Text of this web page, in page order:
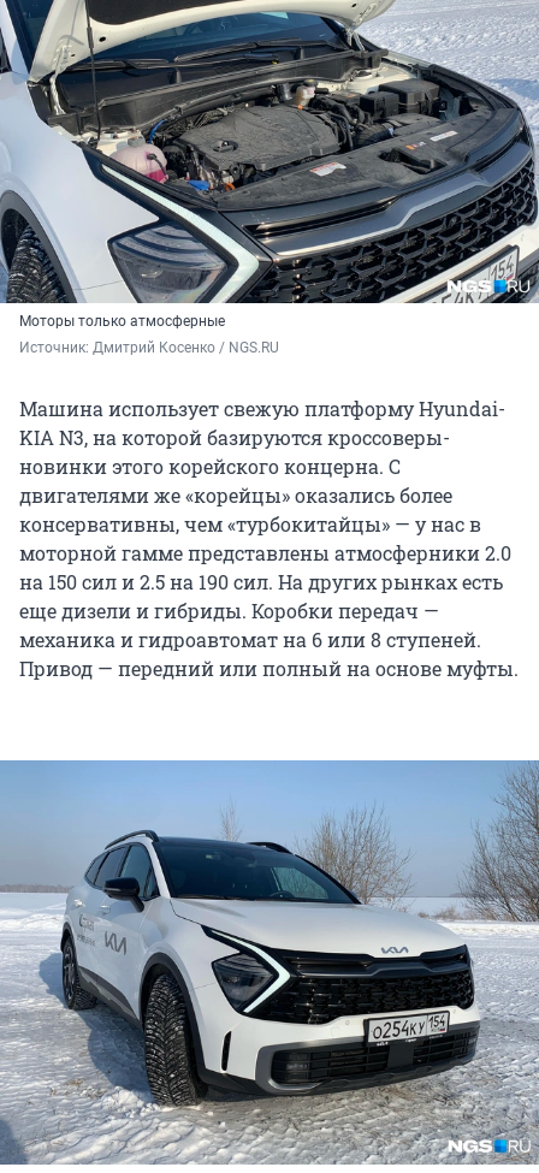
Моторы только атмосферные
Источник: Дмитрий Косенко / NGS.RU
Машина использует свежую платформу Hyundai-
KIA N3, на которой базируются кроссоверы-
новинки этого корейского концерна. С
двигателями же «корейцы» оказались более
консервативны, чем «турбокитайцы» — у нас в
моторной гамме представлены атмосферники 2.0
на 150 сил и 2.5 на 190 сил. На других рынках есть
еще дизели и гибриды. Коробки передач —
механика и гидроавтомат на 6 или 8 ступеней.
Привод — передний или полный на основе муфты.